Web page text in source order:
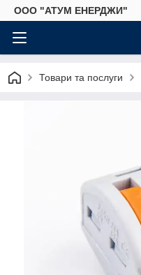
ООО "АТУМ ЕНЕРДЖИ"
Товари та послуги